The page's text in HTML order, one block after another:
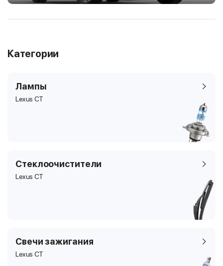
Категории
Лампы
Lexus CT
Стеклоочистители
Lexus CT
Свечи зажигания
Lexus CT